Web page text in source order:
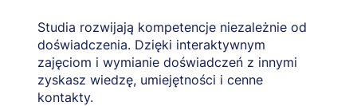
Studia rozwijają kompetencje niezależnie od
doświadczenia. Dzięki interaktywnym
zajęciom i wymianie doświadczeń z innymi
zyskasz wiedzę, umiejętności i cenne
kontakty.